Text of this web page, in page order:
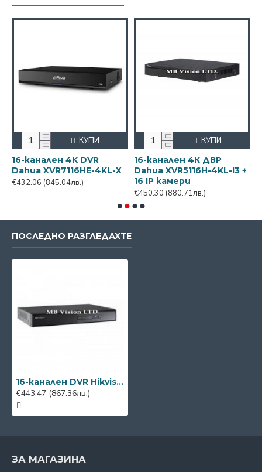
16-канален 4K DVR
Dahua XVR7116HE-4KL-X
€432.06 (845.04лв.)
КУПИ
16-канален 4К ДВР
Dahua XVR5116H-4KL-I3 +
16 IP камери
€450.30 (880.71лв.)
КУПИ
ПОСЛЕДНО РАЗГЛЕДАХТЕ
16-канален DVR Hikvision iDS-7216HQHI-M1/FA/A
€443.47 (867.36лв.)
ЗА МАГАЗИНА